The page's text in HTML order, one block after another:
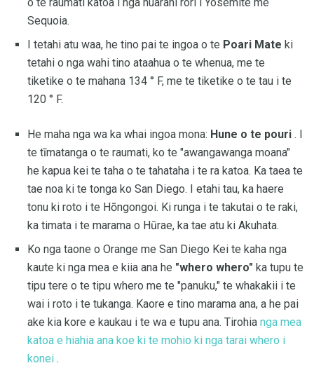
o te raumati katoa i nga huarahi rori i Yosemite me
Sequoia.
I tetahi atu waa, he tino pai te ingoa o te Poari Mate ki
tetahi o nga wahi tino ataahua o te whenua, me te
tiketike o te mahana 134 ° F, me te tiketike o te tau i te
120 ° F.
He maha nga wa ka whai ingoa mona: Hune o te pouri . I
te tīmatanga o te raumati, ko te "awangawanga moana"
he kapua kei te taha o te tahataha i te ra katoa. Ka taea te
tae noa ki te tonga ko San Diego. I etahi tau, ka haere
tonu ki roto i te Hōngongoi. Ki runga i te takutai o te raki,
ka timata i te marama o Hūrae, ka tae atu ki Akuhata.
Ko nga taone o Orange me San Diego Kei te kaha nga
kaute ki nga mea e kiia ana he "whero whero" ka tupu te
tipu tere o te tipu whero me te "panuku," te whakakii i te
wai i roto i te tukanga. Kaore e tino marama ana, a he pai
ake kia kore e kaukau i te wa e tupu ana. Tirohia nga mea
katoa e hiahia ana koe ki te mohio ki nga tarai whero i
konei .